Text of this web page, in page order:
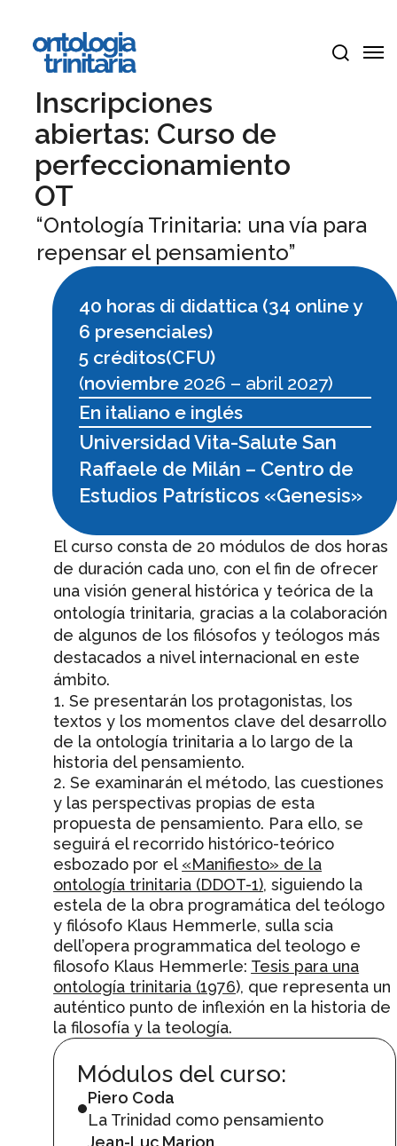
contenido
principal
Inscripciones
abiertas: Curso de
perfeccionamiento
OT
“Ontología Trinitaria: una vía para
repensar el pensamiento”
40 horas di didattica (34 online y
6 presenciales)
5 créditos(CFU)
(noviembre 2026 – abril 2027)
En italiano e inglés
Universidad Vita-Salute San
Raffaele de Milán – Centro de
Estudios Patrísticos «Genesis»
El curso consta de 20 módulos de dos horas
de duración cada uno, con el fin de ofrecer
una visión general histórica y teórica de la
ontología trinitaria, gracias a la colaboración
de algunos de los filósofos y teólogos más
destacados a nivel internacional en este
ámbito.
1. Se presentarán los protagonistas, los
textos y los momentos clave del desarrollo
de la ontología trinitaria a lo largo de la
historia del pensamiento.
2. Se examinarán el método, las cuestiones
y las perspectivas propias de esta
propuesta de pensamiento. Para ello, se
seguirá el recorrido histórico-teórico
esbozado por el «Manifiesto» de la
ontología trinitaria (DDOT-1), siguiendo la
estela de la obra programática del teólogo
y filósofo Klaus Hemmerle, sulla scia
dell’opera programmatica del teologo e
filosofo Klaus Hemmerle: Tesis para una
ontología trinitaria (1976), que representa un
auténtico punto de inflexión en la historia de
la filosofía y la teología.
Módulos del curso:
Piero Coda
La Trinidad como pensamiento
Jean-Luc Marion